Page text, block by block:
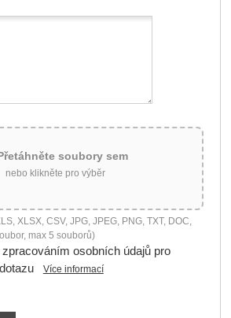
soubory sem
nebo klikněte pro výběr
XLSX, CSV, JPG, JPEG, PNG, TXT, DOC,
max 5 souborů)
osobních údajů pro
Více informací